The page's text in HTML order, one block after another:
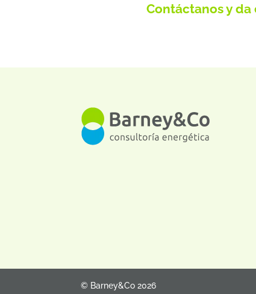
Contáctanos y
© Barney&Co 2026